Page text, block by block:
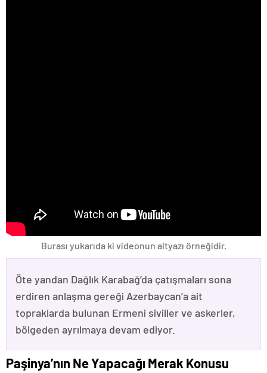
Burası yukarıda ki videonun altyazı örneğidir.
Öte yandan Dağlık Karabağ’da çatışmaları sona
erdiren anlaşma gereği Azerbaycan’a ait
topraklarda bulunan Ermeni siviller ve askerler,
bölgeden ayrılmaya devam ediyor.
Paşinya’nın Ne Yapacağı Merak Konusu